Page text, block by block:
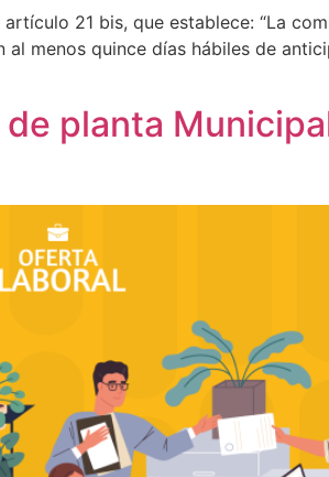
21 bis, que establece: “La
menos quince días hábiles de
planta